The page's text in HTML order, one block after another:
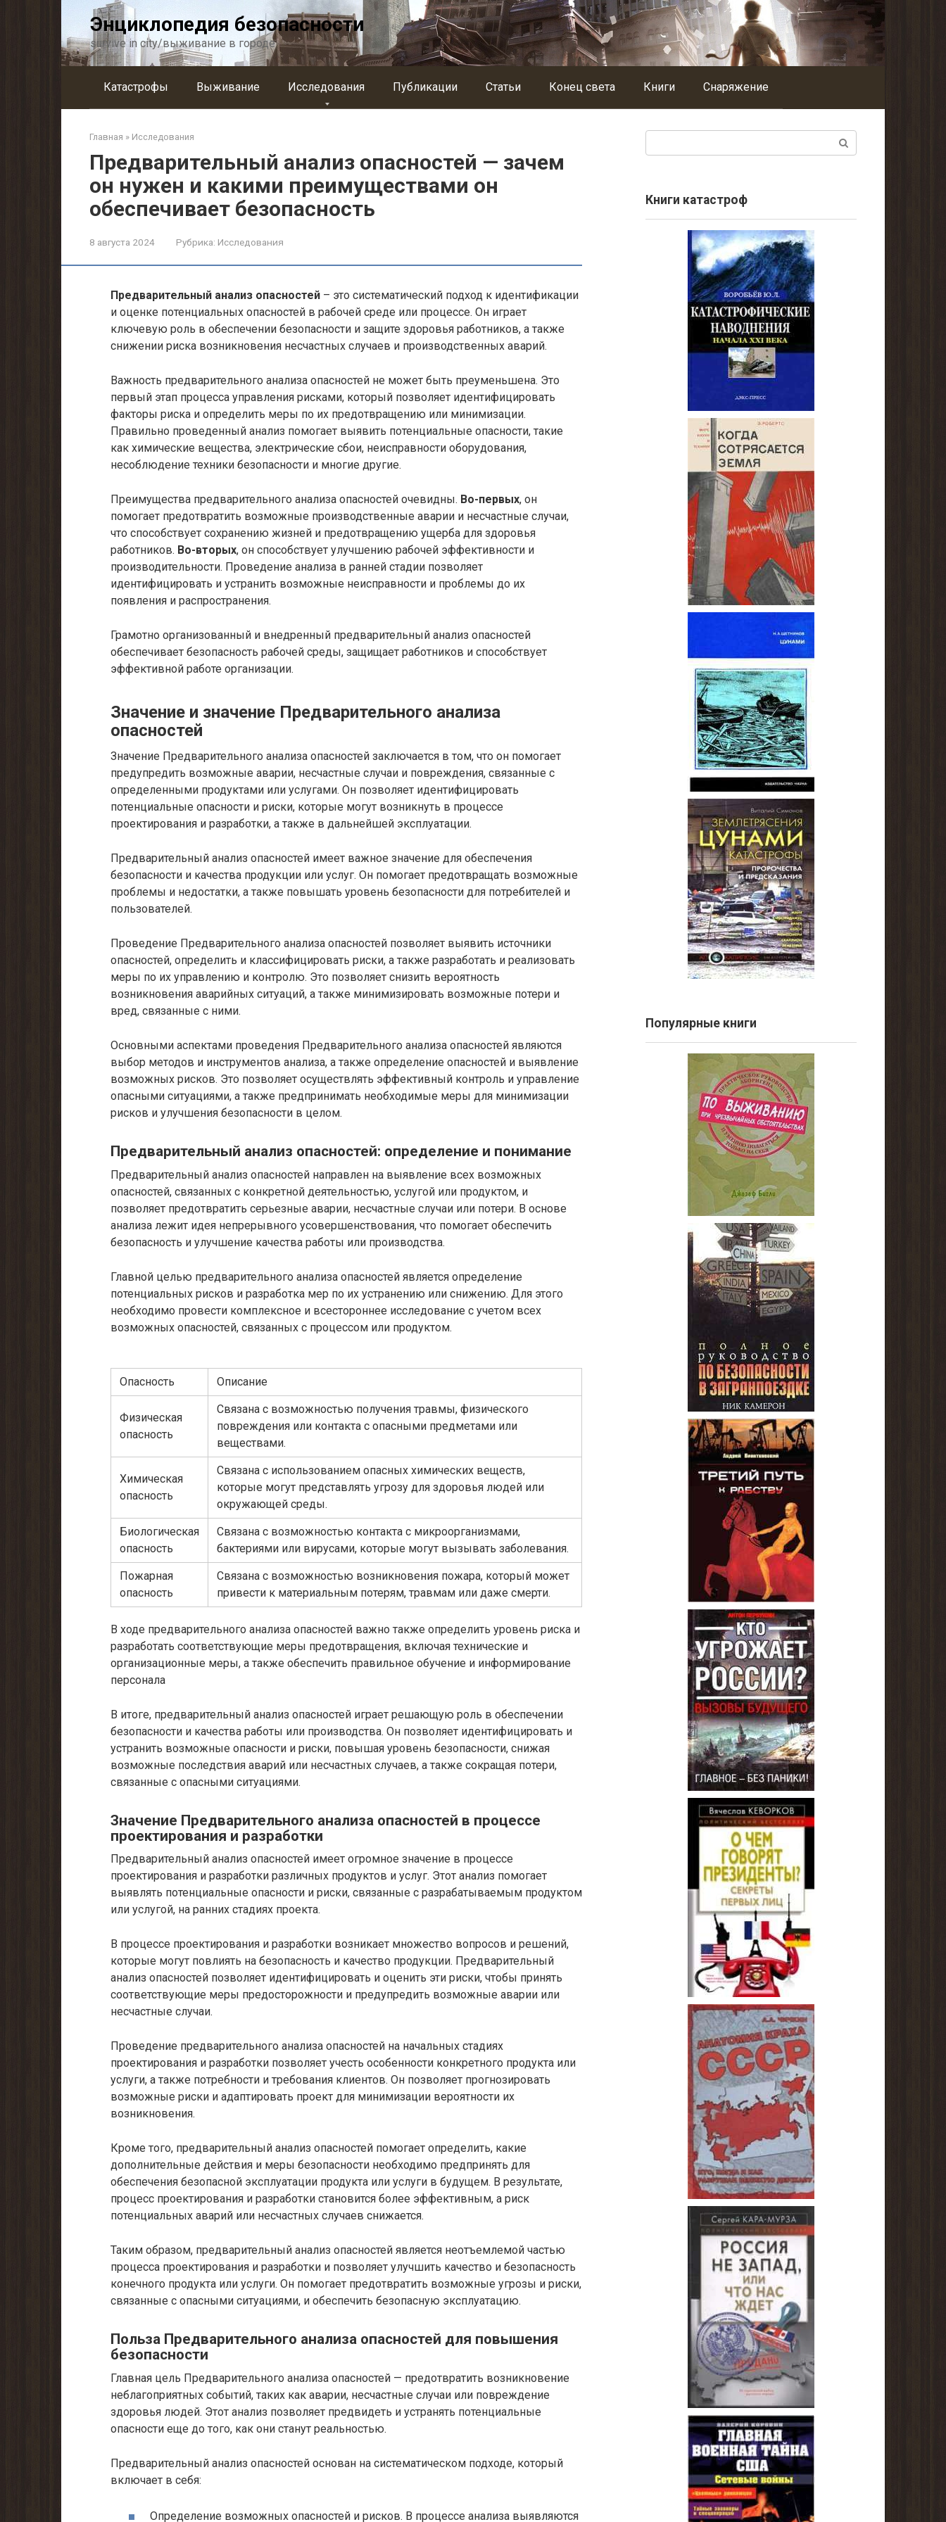
Энциклопедия безопасности
survive in city/выживание в городе
Катастрофы Выживание Исследования Публикации Статьи Конец света Книги Снаряжение
Главная » Исследования
Предварительный анализ опасностей — зачем
он нужен и какими преимуществами он
обеспечивает безопасность
8 августа 2024 Рубрика: Исследования
Предварительный анализ опасностей – это систематический подход к идентификации
и оценке потенциальных опасностей в рабочей среде или процессе. Он играет
ключевую роль в обеспечении безопасности и защите здоровья работников, а также
снижении риска возникновения несчастных случаев и производственных аварий.
Важность предварительного анализа опасностей не может быть преуменьшена. Это
первый этап процесса управления рисками, который позволяет идентифицировать
факторы риска и определить меры по их предотвращению или минимизации.
Правильно проведенный анализ помогает выявить потенциальные опасности, такие
как химические вещества, электрические сбои, неисправности оборудования,
несоблюдение техники безопасности и многие другие.
Преимущества предварительного анализа опасностей очевидны. Во-первых, он
помогает предотвратить возможные производственные аварии и несчастные случаи,
что способствует сохранению жизней и предотвращению ущерба для здоровья
работников. Во-вторых, он способствует улучшению рабочей эффективности и
производительности. Проведение анализа в ранней стадии позволяет
идентифицировать и устранить возможные неисправности и проблемы до их
появления и распространения.
Грамотно организованный и внедренный предварительный анализ опасностей
обеспечивает безопасность рабочей среды, защищает работников и способствует
эффективной работе организации.
Значение и значение Предварительного анализа
опасностей
Значение Предварительного анализа опасностей заключается в том, что он помогает
предупредить возможные аварии, несчастные случаи и повреждения, связанные с
определенными продуктами или услугами. Он позволяет идентифицировать
потенциальные опасности и риски, которые могут возникнуть в процессе
проектирования и разработки, а также в дальнейшей эксплуатации.
Предварительный анализ опасностей имеет важное значение для обеспечения
безопасности и качества продукции или услуг. Он помогает предотвращать возможные
проблемы и недостатки, а также повышать уровень безопасности для потребителей и
пользователей.
Проведение Предварительного анализа опасностей позволяет выявить источники
опасностей, определить и классифицировать риски, а также разработать и реализовать
меры по их управлению и контролю. Это позволяет снизить вероятность
возникновения аварийных ситуаций, а также минимизировать возможные потери и
вред, связанные с ними.
Основными аспектами проведения Предварительного анализа опасностей являются
выбор методов и инструментов анализа, а также определение опасностей и выявление
возможных рисков. Это позволяет осуществлять эффективный контроль и управление
опасными ситуациями, а также предпринимать необходимые меры для минимизации
рисков и улучшения безопасности в целом.
Предварительный анализ опасностей: определение и понимание
Предварительный анализ опасностей направлен на выявление всех возможных
опасностей, связанных с конкретной деятельностью, услугой или продуктом, и
позволяет предотвратить серьезные аварии, несчастные случаи или потери. В основе
анализа лежит идея непрерывного усовершенствования, что помогает обеспечить
безопасность и улучшение качества работы или производства.
Главной целью предварительного анализа опасностей является определение
потенциальных рисков и разработка мер по их устранению или снижению. Для этого
необходимо провести комплексное и всестороннее исследование с учетом всех
возможных опасностей, связанных с процессом или продуктом.
Опасность Описание
Физическая
опасность
Связана с возможностью получения травмы, физического
повреждения или контакта с опасными предметами или
веществами.
Химическая
опасность
Связана с использованием опасных химических веществ,
которые могут представлять угрозу для здоровья людей или
окружающей среды.
Биологическая
опасность
Связана с возможностью контакта с микроорганизмами,
бактериями или вирусами, которые могут вызывать заболевания.
Пожарная
опасность
Связана с возможностью возникновения пожара, который может
привести к материальным потерям, травмам или даже смерти.
В ходе предварительного анализа опасностей важно также определить уровень риска и
разработать соответствующие меры предотвращения, включая технические и
организационные меры, а также обеспечить правильное обучение и информирование
персонала
В итоге, предварительный анализ опасностей играет решающую роль в обеспечении
безопасности и качества работы или производства. Он позволяет идентифицировать и
устранить возможные опасности и риски, повышая уровень безопасности, снижая
возможные последствия аварий или несчастных случаев, а также сокращая потери,
связанные с опасными ситуациями.
Значение Предварительного анализа опасностей в процессе
проектирования и разработки
Предварительный анализ опасностей имеет огромное значение в процессе
проектирования и разработки различных продуктов и услуг. Этот анализ помогает
выявлять потенциальные опасности и риски, связанные с разрабатываемым продуктом
или услугой, на ранних стадиях проекта.
В процессе проектирования и разработки возникает множество вопросов и решений,
которые могут повлиять на безопасность и качество продукции. Предварительный
анализ опасностей позволяет идентифицировать и оценить эти риски, чтобы принять
соответствующие меры предосторожности и предупредить возможные аварии или
несчастные случаи.
Проведение предварительного анализа опасностей на начальных стадиях
проектирования и разработки позволяет учесть особенности конкретного продукта или
услуги, а также потребности и требования клиентов. Он позволяет прогнозировать
возможные риски и адаптировать проект для минимизации вероятности их
возникновения.
Кроме того, предварительный анализ опасностей помогает определить, какие
дополнительные действия и меры безопасности необходимо предпринять для
обеспечения безопасной эксплуатации продукта или услуги в будущем. В результате,
процесс проектирования и разработки становится более эффективным, а риск
потенциальных аварий или несчастных случаев снижается.
Таким образом, предварительный анализ опасностей является неотъемлемой частью
процесса проектирования и разработки и позволяет улучшить качество и безопасность
конечного продукта или услуги. Он помогает предотвратить возможные угрозы и риски,
связанные с опасными ситуациями, и обеспечить безопасную эксплуатацию.
Польза Предварительного анализа опасностей для повышения
безопасности
Главная цель Предварительного анализа опасностей — предотвратить возникновение
неблагоприятных событий, таких как аварии, несчастные случаи или повреждение
здоровья людей. Этот анализ позволяет предвидеть и устранять потенциальные
опасности еще до того, как они станут реальностью.
Предварительный анализ опасностей основан на систематическом подходе, который
включает в себя:
Определение возможных опасностей и рисков. В процессе анализа выявляются
Книги катастроф
Популярные книги